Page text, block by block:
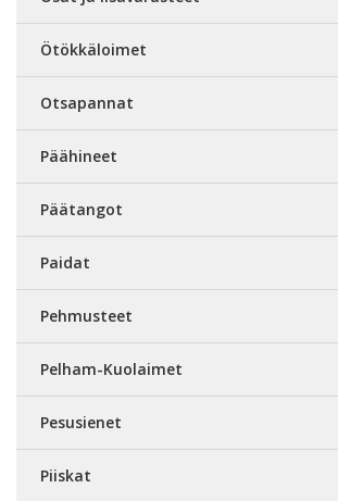
Ötökkäloimet
Otsapannat
Päähineet
Päätangot
Paidat
Pehmusteet
Pelham-Kuolaimet
Pesusienet
Piiskat